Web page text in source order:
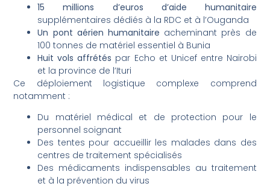
15 millions d’euros d’aide humanitaire
supplémentaires dédiés à la RDC et à l’Ouganda
Un pont aérien humanitaire acheminant près de
100 tonnes de matériel essentiel à Bunia
Huit vols affrétés par Echo et Unicef entre Nairobi
et la province de l’Ituri
Ce déploiement logistique complexe comprend
notamment :
Du matériel médical et de protection pour le
personnel soignant
Des tentes pour accueillir les malades dans des
centres de traitement spécialisés
Des médicaments indispensables au traitement
et à la prévention du virus